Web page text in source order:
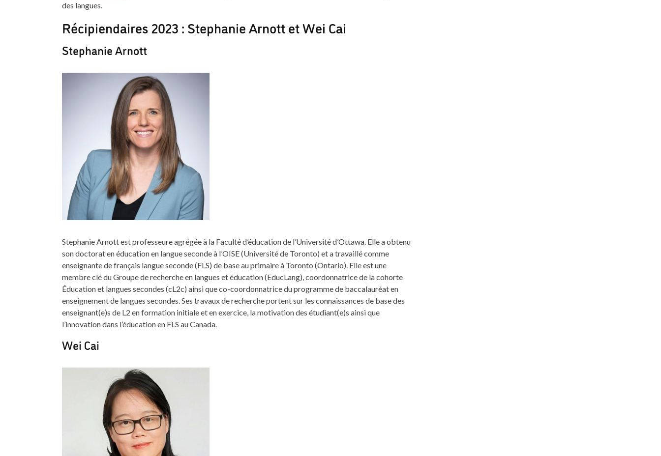
des langues.
Récipiendaires 2023 : Stephanie Arnott et Wei Cai
Stephanie Arnott
Stephanie Arnott est professeure agrégée à la Faculté d’éducation de l’Université d’Ottawa. Elle a obtenu
son doctorat en éducation en langue seconde à l’OISE (Université de Toronto) et a travaillé comme
enseignante de français langue seconde (FLS) de base au primaire à Toronto (Ontario). Elle est une
membre clé du Groupe de recherche en langues et éducation (EducLang), coordonnatrice de la cohorte
Éducation et langues secondes (cL2c) ainsi que co-coordonnatrice du programme de baccalauréat en
enseignement de langues secondes. Ses travaux de recherche portent sur les connaissances de base des
enseignant(e)s de L2 en formation initiale et en exercice, la motivation des étudiant(e)s ainsi que
l’innovation dans l’éducation en FLS au Canada.
Wei Cai